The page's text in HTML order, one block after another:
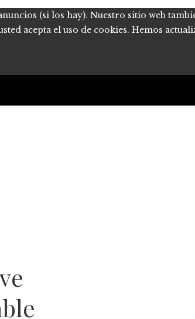
(si los hay). Nuestro sitio web
acepta el uso de cookies. Hemos